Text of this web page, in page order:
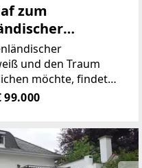
zum
und den Traum
möchte, findet
ehemalige
wartet darauf, mit
99.000